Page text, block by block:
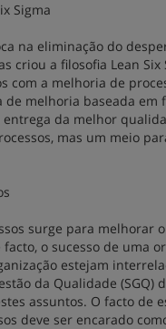
Sigma
na eliminação do
criou a filosofia Lean
com a melhoria de
de melhoria baseada
da melhor
mas um meio
surge para
o sucesso de uma
estejam
da Qualidade
assuntos. O facto de
deve ser encarado